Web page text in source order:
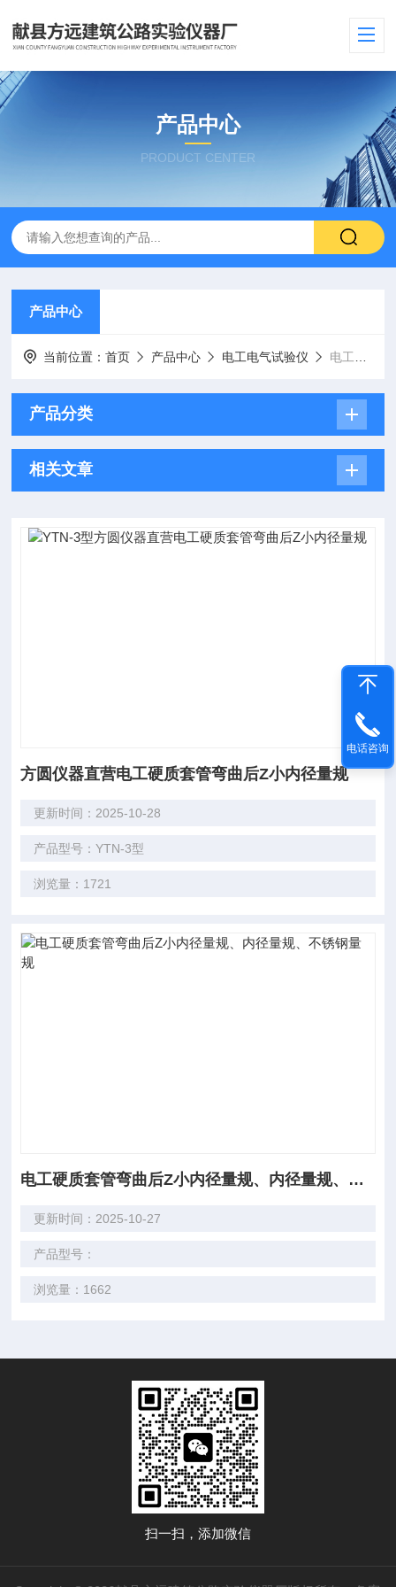
产品中心
PRODUCT CENTER
产品中心
当前位置：首页 产品中心 电工电气试验仪 电工硬质套管弯曲后最小内径量规
产品分类
相关文章
方圆仪器直营电工硬质套管弯曲后Z小内径量规
更新时间：2025-10-28
产品型号：YTN-3型
浏览量：1721
电工硬质套管弯曲后Z小内径量规、内径量规、不锈钢量规
更新时间：2025-10-27
产品型号：
浏览量：1662
扫一扫，添加微信
电话咨询